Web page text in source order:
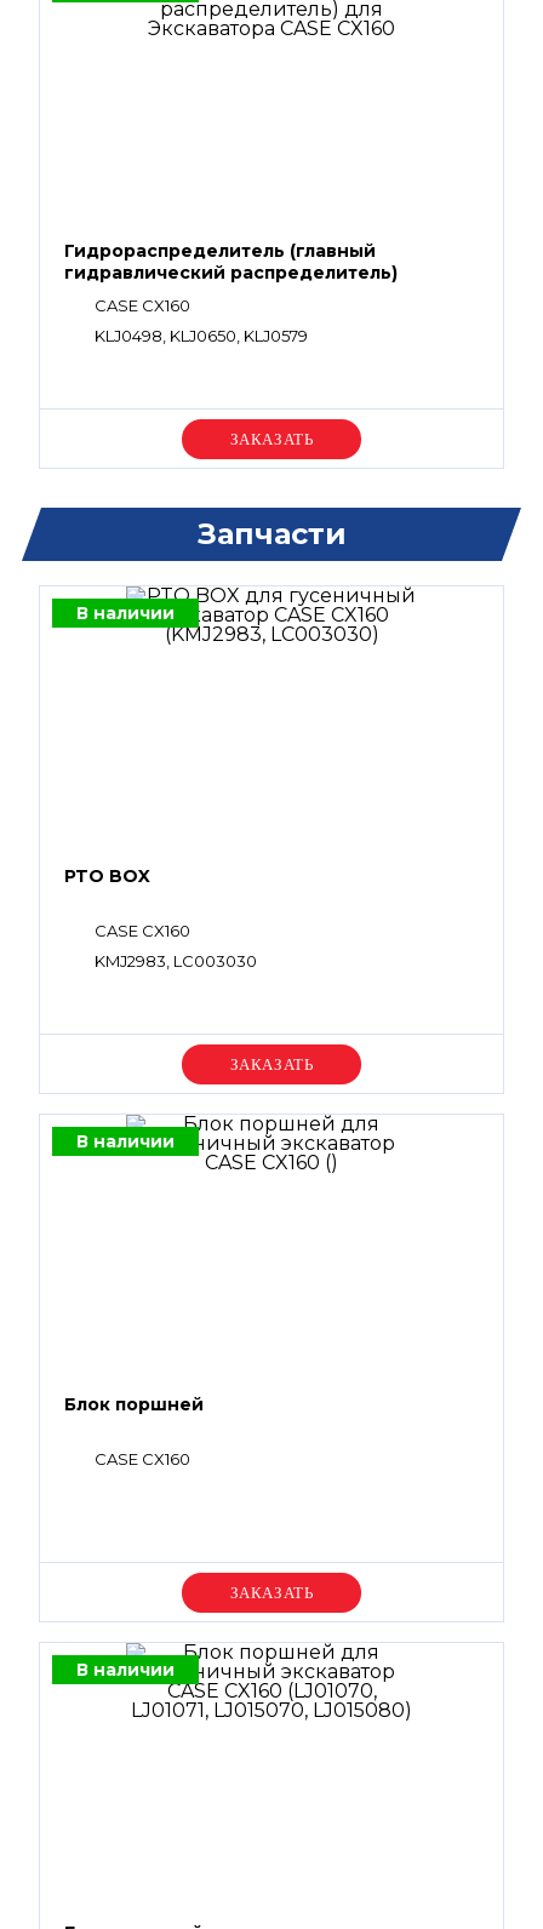
Гидрораспределитель (главный
гидравлический распределитель)
CASE CX160
KLJ0498, KLJ0650, KLJ0579
Уточняйте цену
Запчасти
В наличии
PTO BOX
CASE CX160
KMJ2983, LC003030
Уточняйте цену
В наличии
Блок поршней
CASE CX160
Уточняйте цену
В наличии